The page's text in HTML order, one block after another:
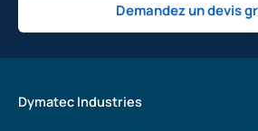
Demandez un devis
Dymatec Industries